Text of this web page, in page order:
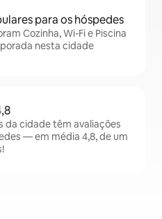
para os hóspedes
Cozinha, Wi-Fi e Piscina
nesta cidade
da cidade têm avaliações
— em média 4,8, de um